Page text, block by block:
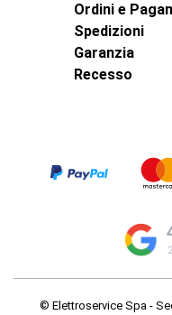
Ordini e
Spedizioni
Garanzia
Recesso
© Elettroservice Spa -